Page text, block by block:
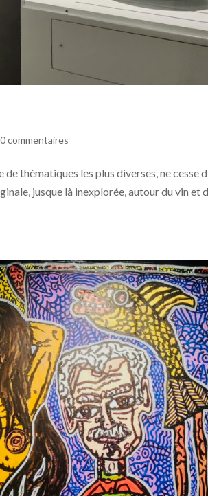
0 commentaires
thématiques les plus diverses, ne cesse
jusque là inexplorée, autour du vin et